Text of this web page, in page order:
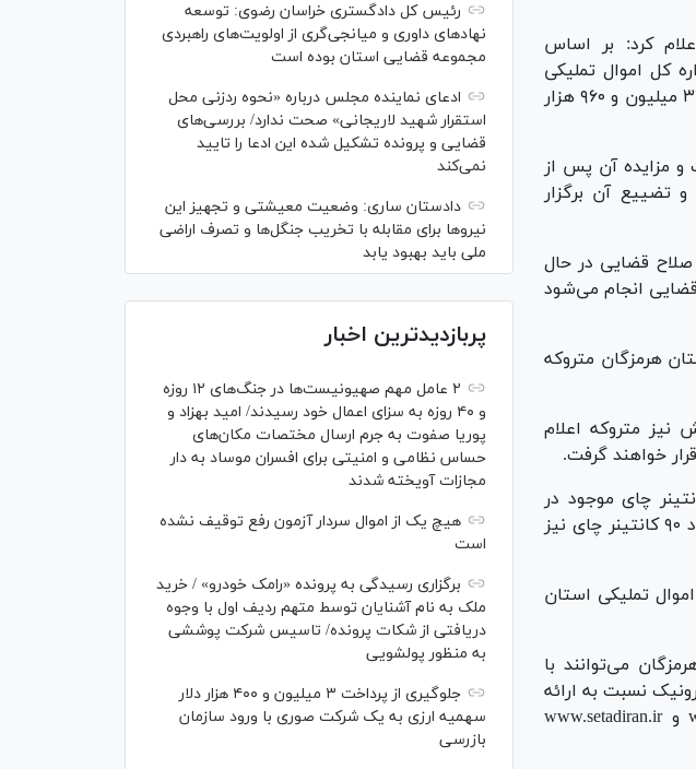
کرد: بر اساس
صادره از مراجع قضایی تهران بزرگ، حراج حضوری شماره ۰۳۱۳۰۰۴ اداره کل اموال تملیکی
استان هرمزگان شامل ۸۹ ردیف چای در گرید‌های مختلف به ارزش پایه ۸۴۵ میلیارد و ۳۷۹ میلیون و ۹۶۰ هزار
مزایده آن پس از
تضییع آن برگزار
قضایی در حال
انجام می‌شود
استان هرمزگان متروکه
دبش نیز متروکه اعلام
خواهند گرفت.
هرمزگان در بخش دیگری از سخنان خود بیان داشت: از ۱۴۰ کانتینر چای موجود در
انبار‌های اموال تملیکی استان هرمزگان، ۵۰ کانتینر تاکنون به فروش رسیده است و حدود ۹۰ کانتینر چای نیز
وی افزود: همچنین پیش از این، ۹۱۶ کانتینر قیر و مشتقات نفتی در مزایده شماره ۲۸۲ اموال تملیکی استان
اموال تملیکی استان هرمزگان می‌توانند با
نسبت به ارائه
پیشنهاد قیمت از طریق سامانه‌های اینترنتی به آدرس‌های الکترونیکی www.tamliki.ir و www.setadiran.ir
رئیس کل دادگستری خراسان رضوی: توسعه
نهاد‌های داوری و میانجی‌گری از اولویت‌های راهبردی
مجموعه قضایی استان بوده است
ادعای نماینده مجلس درباره «نحوه ردزنی محل
استقرار شهید لاریجانی» صحت ندارد/ بررسی‌های
قضایی و پرونده تشکیل شده این ادعا را تایید
نمی‌کند
دادستان ساری: وضعیت معیشتی و تجهیز این
نیرو‌ها برای مقابله با تخریب جنگل‌ها و تصرف اراضی
ملی باید بهبود یابد
پربازدیدترین اخبار
۲ عامل مهم صهیونیست‌ها در جنگ‌های ۱۲ روزه
و ۴۰ روزه به سزای اعمال خود رسیدند/ امید بهزاد و
پوریا صفوت به جرم ارسال مختصات مکان‌های
حساس نظامی و امنیتی برای افسران موساد به دار
مجازات آویخته شدند
هیچ یک از اموال سردار آزمون رفع توقیف نشده
است
برگزاری رسیدگی به پرونده «رامک خودرو» / خرید
ملک به نام آشنایان توسط متهم ردیف اول با وجوه
دریافتی از شکات پرونده/ تاسیس شرکت پوششی
به منظور پولشویی
جلوگیری از پرداخت ۳ میلیون و ۴۰۰ هزار دلار
سهمیه ارزی به یک شرکت صوری با ورود سازمان
بازرسی